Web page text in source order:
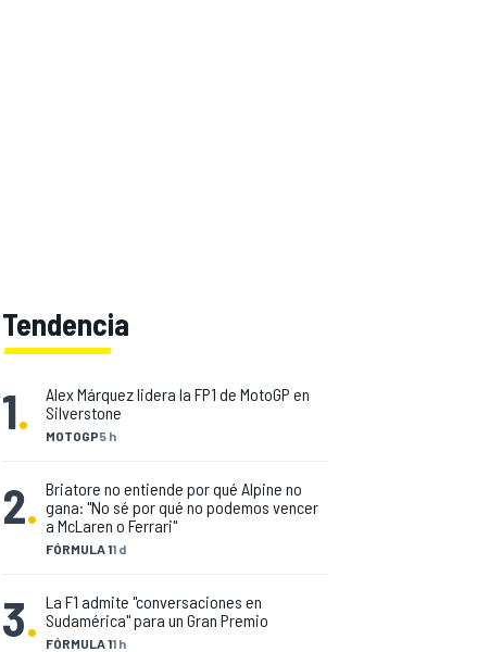
Tendencia
1. MOTOGP5 h
Alex Márquez lidera la FP1 de MotoGP en
Silverstone
2.
FÓRMULA 11 d
Briatore no entiende por qué Alpine no
gana: "No sé por qué no podemos vencer
a McLaren o Ferrari"
3. FÓRMULA 11 h
La F1 admite "conversaciones en
Sudamérica" para un Gran Premio